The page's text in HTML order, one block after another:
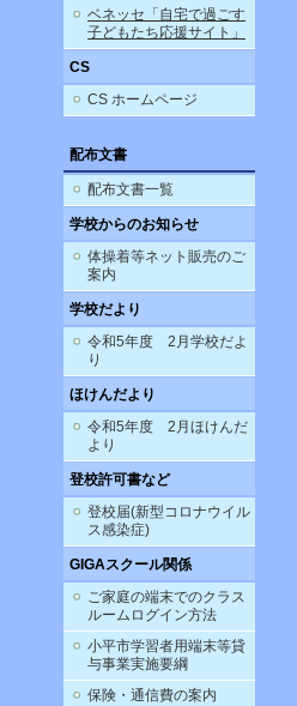
ベネッセ「自宅で過ごす
子どもたち応援サイト」
CS
CS ホームページ
配布文書
配布文書一覧
学校からのお知らせ
体操着等ネット販売のご
案内
学校だより
令和5年度 2月学校だよ
り
ほけんだより
令和5年度 2月ほけんだ
より
登校許可書など
登校届(新型コロナウイル
ス感染症)
GIGAスクール関係
ご家庭の端末でのクラス
ルームログイン方法
小平市学習者用端末等貸
与事業実施要綱
保険・通信費の案内